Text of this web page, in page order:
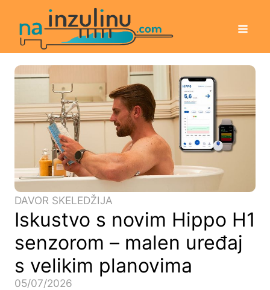
DAVOR SKELEDŽIJA
Iskustvo s novim Hippo H1
senzorom – malen uređaj
s velikim planovima
05/07/2026